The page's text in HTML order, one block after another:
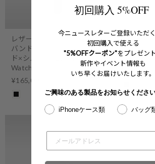
レザーハイブリッドチェーン
バンド ゴールドプレーテッ
ド×シルバー925 for Apple
Watch
¥165,000
レザーハ
ップバン
Watch
¥143,000
初回購入 5%OFF
今ニュースレターご登録いただく
初回購入で使える
"5%OFFクーポン"をプレゼント
新作やイベント情報も
いち早くお届けいたします。
ご興味のある製品をお知らせください
iPhoneケース類 バッグ